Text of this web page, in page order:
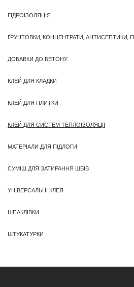
ГІДРОІЗОЛЯЦІЯ
ҐРУНТОВКИ, КОНЦЕНТРАТИ, АНТИСЕПТИКИ,
ДОБАВКИ ДО БЕТОНУ
КЛЕЙ ДЛЯ КЛАДКИ
КЛЕЙ ДЛЯ ПЛИТКИ
КЛЕЙ ДЛЯ СИСТЕМ ТЕПЛОІЗОЛЯЦІЇ
МАТЕРІАЛИ ДЛЯ ПІДЛОГИ
СУМІШ ДЛЯ ЗАТИРАННЯ ШВІВ
УНІВЕРСАЛЬНІ КЛЕЯ
ШПАКЛІВКИ
ШТУКАТУРКИ